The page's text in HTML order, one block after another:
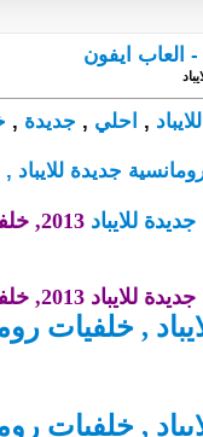
للايباد , احلي , جديدة ,
جديدة للايباد
جديدة للايباد 3,
للايباد 201 3,